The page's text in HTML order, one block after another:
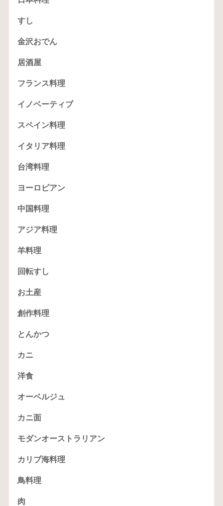
すし
金沢おでん
居酒屋
フランス料理
イノベーティブ
スペイン料理
イタリア料理
台湾料理
ヨーロピアン
中国料理
アジア料理
羊料理
回転すし
お土産
創作料理
とんかつ
カニ
洋食
オーベルジュ
カニ面
モダンオーストラリアン
カリブ海料理
鳥料理
肉